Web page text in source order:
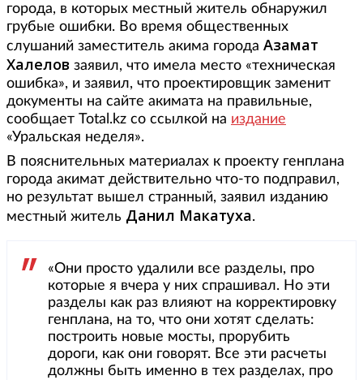
города, в которых местный житель обнаружил
грубые ошибки. Во время общественных
слушаний заместитель акима города Азамат
Халелов заявил, что имела место «техническая
ошибка», и заявил, что проектировщик заменит
документы на сайте акимата на правильные,
сообщает Total.kz со ссылкой на издание
«Уральская неделя».
В пояснительных материалах к проекту генплана
города акимат действительно что-то подправил,
но результат вышел странный, заявил изданию
местный житель Данил Макатуха.
«Они просто удалили все разделы, про
которые я вчера у них спрашивал. Но эти
разделы как раз влияют на корректировку
генплана, на то, что они хотят сделать:
построить новые мосты, прорубить
дороги, как они говорят. Все эти расчеты
должны быть именно в тех разделах, про